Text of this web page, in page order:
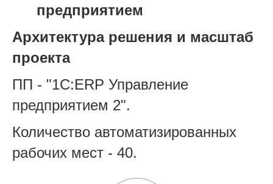
предприятием
Архитектура решения и масштаб
проекта
ПП - "1С:ERP Управление
предприятием 2".
Количество автоматизированных
рабочих мест - 40.